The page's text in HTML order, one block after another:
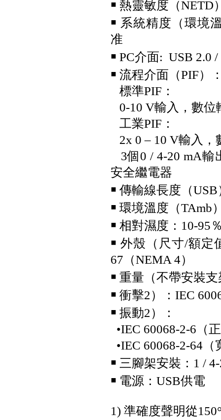
￭ 熱靈敏度（NETD
￭ 系統精度（環境
准
￭ PC介面: USB 2.0
￭ 流程介面（PIF）
標準PIF：
0-10 V輸入，數位
工業PIF：
2x 0 – 10 V輸入，
3個0 / 4-20 mA輸
安全繼電器
￭ 傳輸線長度（USB
￭ 環境溫度（TAmb
￭ 相對濕度：10-95
￭ 外殼（尺寸/額定
67（NEMA 4）
￭ 重量（不帶安裝
￭ 衝擊2）：IEC
￭ 振動2）：
•IEC 60068-2-6（
•IEC 60068-2-64
￭ 三腳架安裝：1 /
￭ 電源：USB供電
1) 準確度聲明從